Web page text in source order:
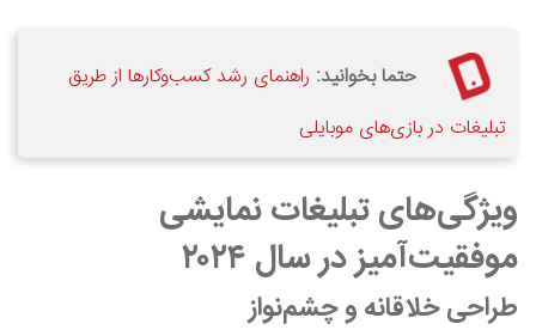
حتما بخوانید: راهنمای رشد کسب‌وکارها از طریق
تبلیغات در بازی‌های موبایلی
ویژگی‌های تبلیغات نمایشی
موفقیت‌آمیز در سال ۲۰۲۴
طراحی خلاقانه و چشم‌نواز